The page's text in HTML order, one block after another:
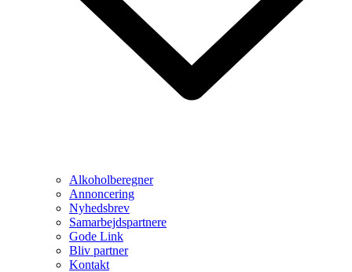
Alkoholberegner
Annoncering
Nyhedsbrev
Samarbejdspartnere
Gode Link
Bliv partner
Kontakt